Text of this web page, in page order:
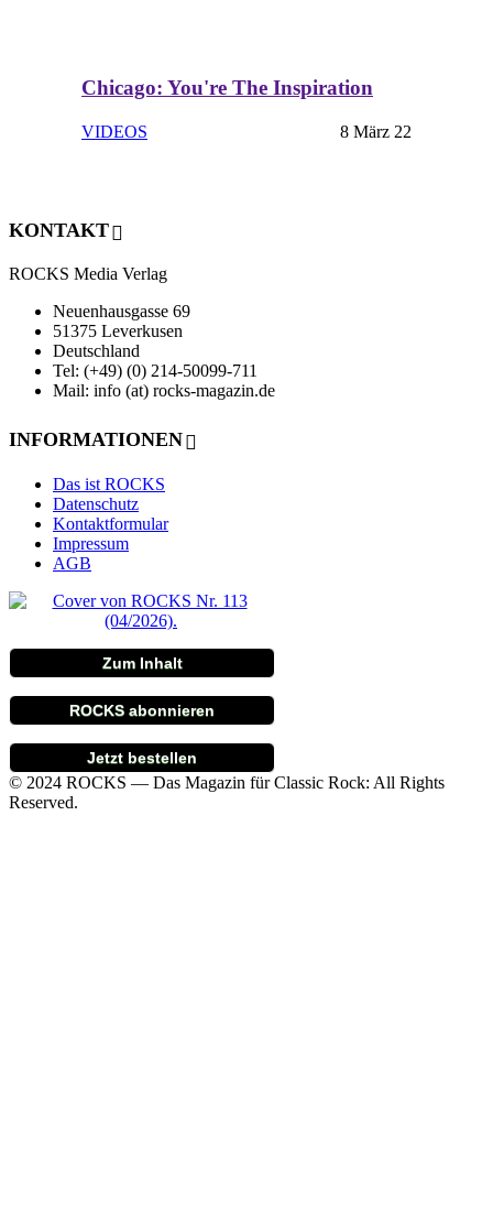
Chicago: You're The Inspiration
VIDEOS 8 März 22
KONTAKT
ROCKS Media Verlag
Neuenhausgasse 69
51375 Leverkusen
Deutschland
Tel: (+49) (0) 214-50099-711
Mail: info (at) rocks-magazin.de
INFORMATIONEN
Das ist ROCKS
Datenschutz
Kontaktformular
Impressum
AGB
Zum Inhalt
ROCKS abonnieren
Jetzt bestellen
© 2024 ROCKS — Das Magazin für Classic Rock: All Rights
Reserved.